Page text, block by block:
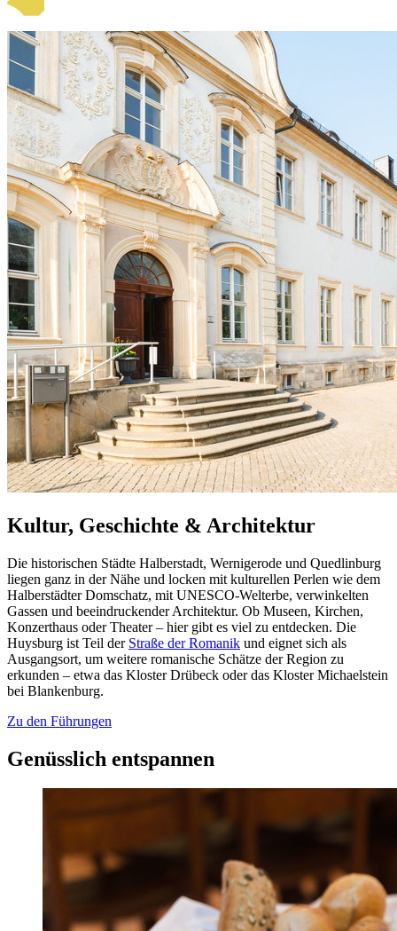
Kultur, Geschichte & Architektur
Die historischen Städte Halberstadt, Wernigerode und Quedlinburg
liegen ganz in der Nähe und locken mit kulturellen Perlen wie dem
Halber­städter Domschatz, mit UNESCO-Welterbe, verwinkelten
Gassen und beein­druckender Architektur. Ob Museen, Kirchen,
Konzerthaus oder Theater – hier gibt es viel zu entdecken. Die
Huysburg ist Teil der Straße der Romanik und eignet sich als
Ausgangsort, um weitere romanische Schätze der Region zu
erkunden – etwa das Kloster Drübeck oder das Kloster Michaelstein
bei Blankenburg.
Zu den Führungen
Genüsslich entspannen